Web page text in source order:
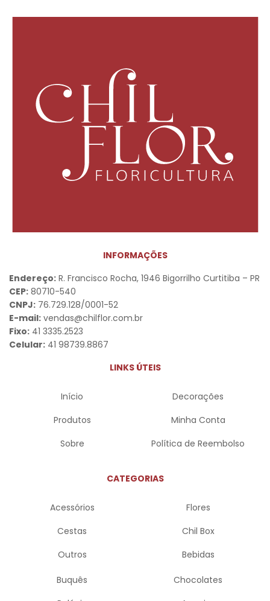
INFORMAÇÕES
Endereço: R. Francisco Rocha, 1946 Bigorrilho Curtitiba – PR
CEP: 80710-540
CNPJ: 76.729.128/0001-52
E-mail: vendas@chilflor.com.br
Fixo: 41 3335.2523
Celular: 41 98739.8867
LINKS ÚTEIS
Início
Produtos
Sobre
Decorações
Minha Conta
Política de Reembolso
CATEGORIAS
Acessórios
Cestas
Outros
Flores
Chil Box
Bebidas
Buquês
Chocolates